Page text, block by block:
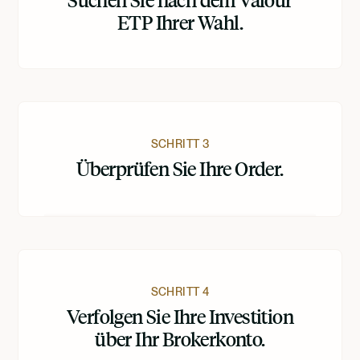
ETP Ihrer Wahl.
SCHRITT 3
Überprüfen Sie Ihre Order.
SCHRITT 4
Verfolgen Sie Ihre Investition
über Ihr Brokerkonto.